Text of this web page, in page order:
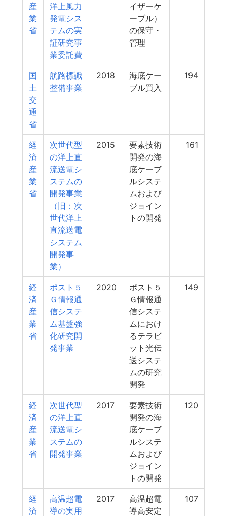
産
業
省
洋上風力
発電シス
テムの実
証研究事
業委託費
イザーケ
ーブル）
の保守・
管理
国
土
交
通
省
航路標識
整備事業
2018
海底ケー
ブル買入
194
経
済
産
業
省
次世代型
の洋上直
流送電シ
ステムの
開発事業
（旧：次
世代洋上
直流送電
システム
開発事
業）
2015
要素技術
開発の海
底ケーブ
ルシステ
ムおよび
ジョイン
トの開発
161
経
済
産
業
省
ポスト５
Ｇ情報通
信システ
ム基盤強
化研究開
発事業
2020
ポスト５
Ｇ情報通
信システ
ムにおけ
るテラビ
ット光伝
送システ
ムの研究
開発
149
経
済
産
業
省
次世代型
の洋上直
流送電シ
ステムの
開発事業
2017
要素技術
開発の海
底ケーブ
ルシステ
ムおよび
ジョイン
トの開発
120
経
済
高温超電
導の実用
2017
高温超電
導高安定
107